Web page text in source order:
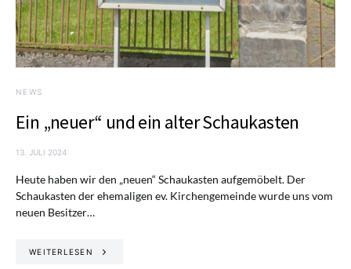
NEWS
Ein „neuer“ und ein alter Schaukasten
13. JULI 2024
Heute haben wir den „neuen“ Schaukasten aufgemöbelt. Der
Schaukasten der ehemaligen ev. Kirchengemeinde wurde uns vom
neuen Besitzer…
WEITERLESEN